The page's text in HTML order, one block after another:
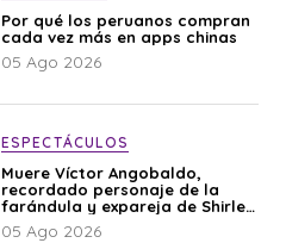
Por qué los peruanos compran
cada vez más en apps chinas
05 Ago 2026
ESPECTÁCULOS
Muere Víctor Angobaldo,
recordado personaje de la
farándula y expareja de Shirley
Cherres
05 Ago 2026